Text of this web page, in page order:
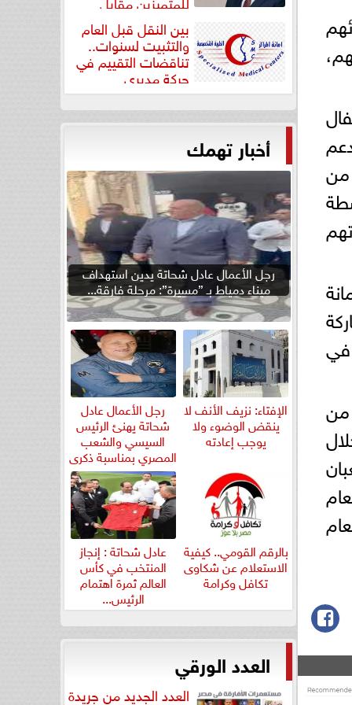
من
في
من
بين النقل قبل العام
والتثبيت لسنوات..
تناقضات التقييم في
حركة مديري
”مستشفيات...
أخبار تهمك
رجل الأعمال عادل شحاتة يدين استهداف
ميناء دمياط بـ ”مسيرة”: مرحلة فارقة...
الإفتاء: نزيف الأنف لا
ينقض الوضوء ولا
يوجب إعادته
رجل الأعمال عادل
شحاتة يهنئ الرئيس
السيسي والشعب
المصري بمناسبة ذكرى
ثورة...
بالرقم القومي.. كيفية
الاستعلام عن شكاوى
تكافل وكرامة
عادل شحاتة : إنجاز
المنتخب في كأس
العالم ثمرة اهتمام
الرئيس...
العدد الورقي
العدد الجديد من جريدة